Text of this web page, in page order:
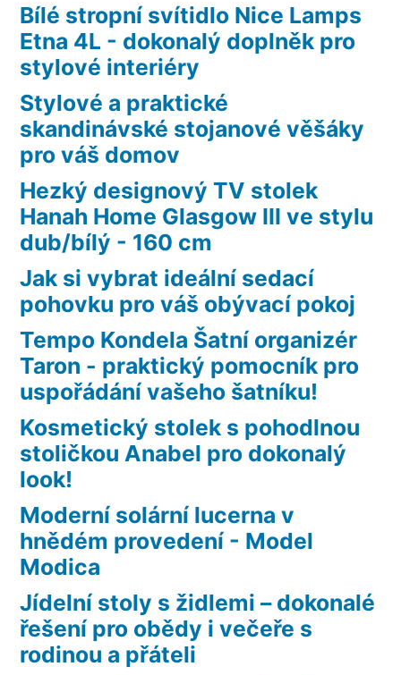
Bílé stropní svítidlo Nice Lamps
Etna 4L - dokonalý doplněk pro
stylové interiéry
Stylové a praktické
skandinávské stojanové věšáky
pro váš domov
Hezký designový TV stolek
Hanah Home Glasgow III ve stylu
dub/bílý - 160 cm
Jak si vybrat ideální sedací
pohovku pro váš obývací pokoj
Tempo Kondela Šatní organizér
Taron - praktický pomocník pro
uspořádání vašeho šatníku!
Kosmetický stolek s pohodlnou
stoličkou Anabel pro dokonalý
look!
Moderní solární lucerna v
hnědém provedení - Model
Modica
Jídelní stoly s židlemi – dokonalé
řešení pro obědy i večeře s
rodinou a přáteli